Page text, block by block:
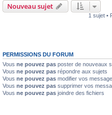
Nouveau sujet
1 sujet •
PERMISSIONS DU FORUM
Vous ne pouvez pas poster de nouveaux
Vous ne pouvez pas répondre aux sujets
Vous ne pouvez pas modifier vos
Vous ne pouvez pas supprimer vos
Vous ne pouvez pas joindre des fichiers